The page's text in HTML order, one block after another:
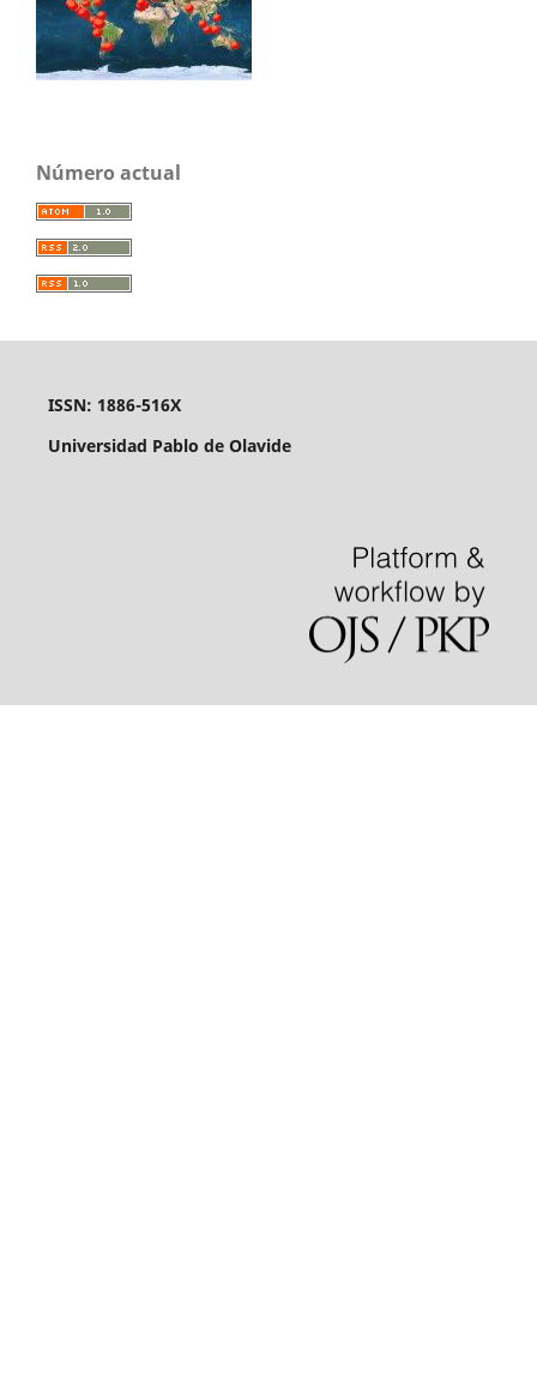
Número actual
ISSN: 1886-516X
Universidad Pablo de Olavide